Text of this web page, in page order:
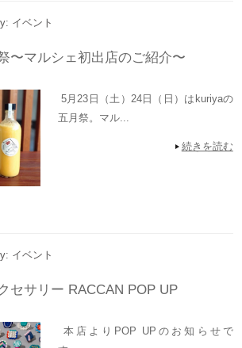
イベント
〜マルシェ初出店のご紹介〜
5月23日（土）24日（日）はkuriyaの
五月祭。マル...
続きを読む
イベント
セサリー RACCAN POP UP
本店よりPOP UPのお知らせで